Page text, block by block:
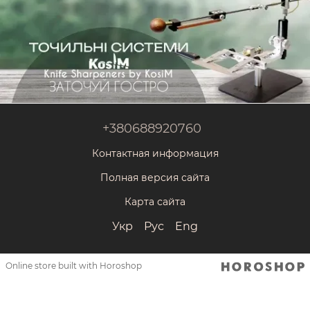
+380688920760
Контактная информация
Полная версия сайта
Карта сайта
Укр Рус Eng
Online store built with Horoshop